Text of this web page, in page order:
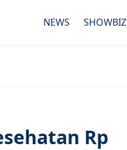
NEWS SHOWBIZ
Rp